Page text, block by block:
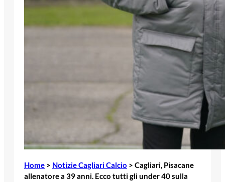
Home > Notizie Cagliari Calcio > Cagliari, Pisacane
allenatore a 39 anni. Ecco tutti gli under 40 sulla